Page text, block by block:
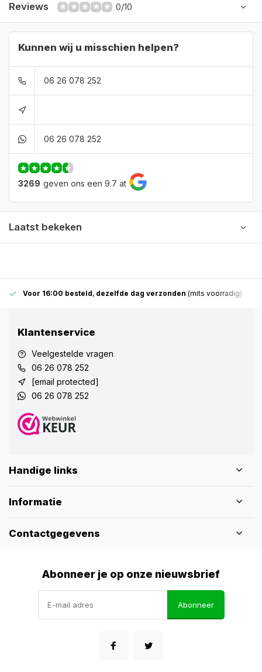
Reviews 0/10
Kunnen wij u misschien helpen?
06 26 078 252
06 26 078 252
3269 geven ons een 9.7 at
Laatst bekeken
Voor 16:00 besteld, dezelfde dag verzonden (mits voorradig)
Klantenservice
Veelgestelde vragen
06 26 078 252
[email protected]
06 26 078 252
Handige links
Informatie
Contactgegevens
Abonneer je op onze nieuwsbrief
Abonneer